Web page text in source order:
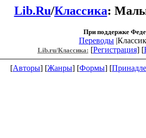
Lib.Ru/Классика:
При поддержке
Переводы
Lib.ru/Классика: [Регистрация] [
[Авторы] [Жанры] [Формы] [